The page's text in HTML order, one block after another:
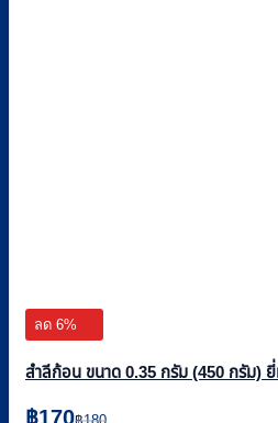
ลด 6%
สำลีก้อน ขนาด 0.35 กรัม (450 กรัม)
Original
฿170
Current